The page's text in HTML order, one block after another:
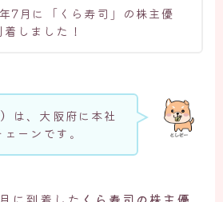
7月に「くら寿司」の株主優
しました！
は、大阪府に本社
ーンです。